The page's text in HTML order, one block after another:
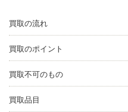
買取の流れ
買取のポイント
買取不可のもの
買取品目